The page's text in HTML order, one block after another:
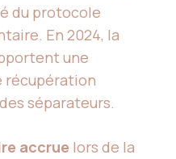
du protocole
En 2024, la
une
récupération
séparateurs.
accrue lors de la